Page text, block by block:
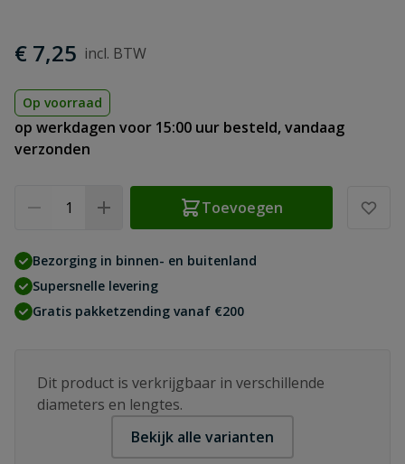
€ 7,25
Op voorraad
op werkdagen voor 15:00 uur besteld, vandaag
verzonden
Toevoegen
Bezorging in binnen- en buitenland
Supersnelle levering
Gratis pakketzending vanaf €200
Dit product is verkrijgbaar in verschillende
diameters en lengtes.
Bekijk alle varianten